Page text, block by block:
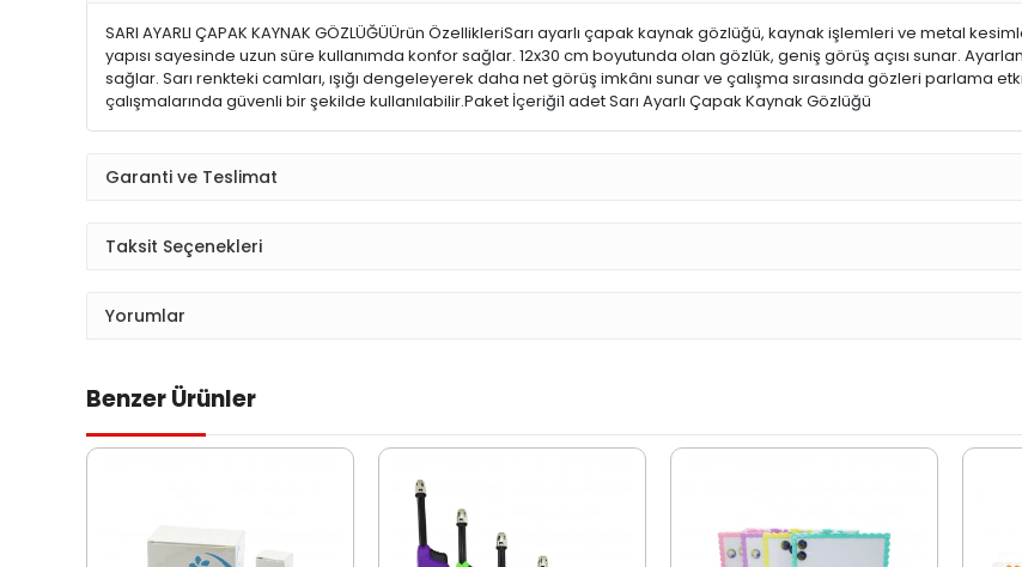
SARI AYARLI ÇAPAK KAYNAK GÖZLÜĞÜÜrün ÖzellikleriSarı ayarlı çapak kaynak gözlüğü, kaynak işlemleri ve metal
yapısı sayesinde uzun süre kullanımda konfor sağlar. 12x30 cm boyutunda olan gözlük, geniş görüş açısı sunar.
sağlar. Sarı renkteki camları, ışığı dengeleyerek daha net görüş imkânı sunar ve çalışma sırasında gözleri parlama
çalışmalarında güvenli bir şekilde kullanılabilir.Paket İçeriği1 adet Sarı Ayarlı Çapak Kaynak Gözlüğü
Garanti ve Teslimat
Taksit Seçenekleri
Yorumlar
Benzer Ürünler